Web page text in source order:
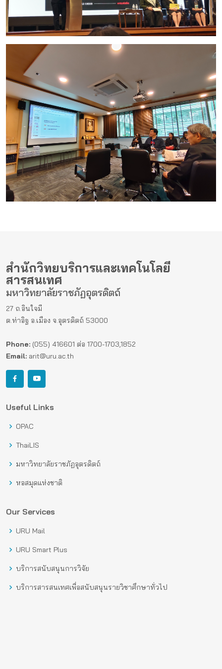
สำนักวิทยบริการและเทคโนโลยี
สารสนเทศ
มหาวิทยาลัยราชภัฏอุตรดิตถ์
27 ถ.อินใจมี
ต.ท่าอิฐ อ.เมือง จ.อุตรดิตถ์ 53000
Phone: (055) 416601 ต่อ 1700-1703,1852
Email: arit@uru.ac.th
Useful Links
OPAC
ThaiLIS
มหาวิทยาลัยราชภัฏอุตรดิตถ์
หอสมุดแห่งชาติ
Our Services
URU Mail
URU Smart Plus
บริการสนับสนุนการวิจัย
บริการสารสนเทศเพื่อสนับสนุนรายวิชาศึกษาทั่วไป